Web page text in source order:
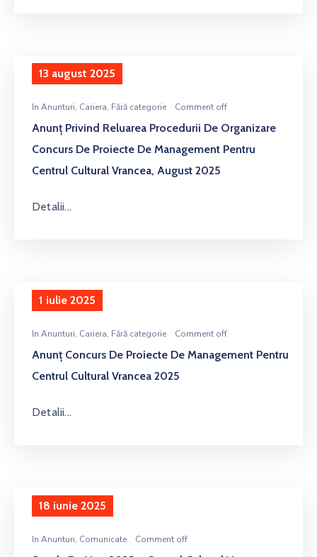
13 august 2025
In Anunturi‚ Cariera‚ Fără categorie Comment off
Anunţ Privind Reluarea Procedurii De Organizare
Concurs De Proiecte De Management Pentru
Centrul Cultural Vrancea, August 2025
Detalii...
1 iulie 2025
In Anunturi‚ Cariera‚ Fără categorie Comment off
Anunţ Concurs De Proiecte De Management Pentru
Centrul Cultural Vrancea 2025
Detalii...
18 iunie 2025
In Anunturi‚ Comunicate Comment off